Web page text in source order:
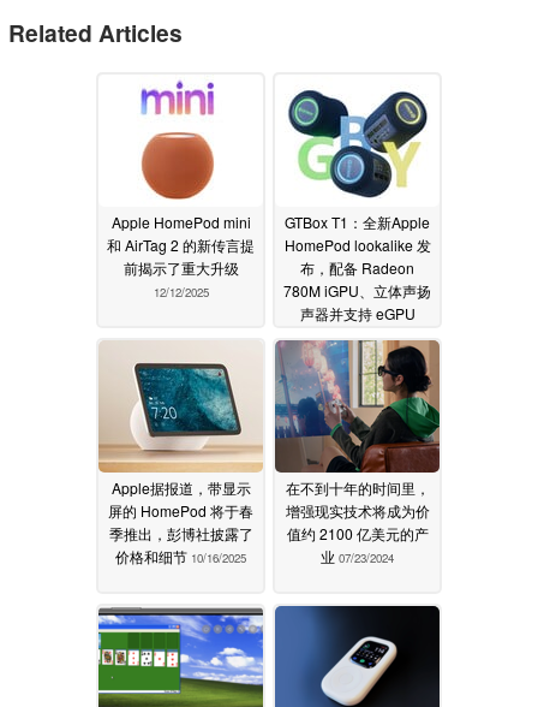
Related Articles
Apple HomePod mini
和 AirTag 2 的新传言提
前揭示了重大升级
12/12/2025
GTBox T1：全新Apple
HomePod lookalike 发
布，配备 Radeon
780M iGPU、立体声扬
声器并支持 eGPU
10/31/2025
Apple据报道，带显示
屏的 HomePod 将于春
季推出，彭博社披露了
价格和细节 10/16/2025
在不到十年的时间里，
增强现实技术将成为价
值约 2100 亿美元的产
业 07/23/2024